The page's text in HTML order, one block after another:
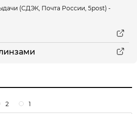
(СДЭК, Почта России, 5post) -
2 1